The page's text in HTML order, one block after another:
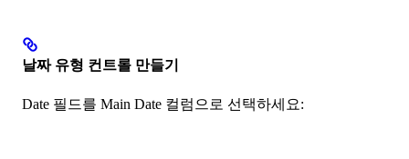
날짜 유형 컨트롤 만들기
Date 필드를 Main Date 컬럼으로 선택하세요: